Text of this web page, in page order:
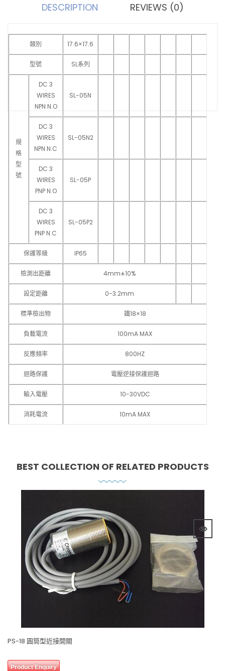
DESCRIPTION REVIEWS (0)
類別 17.6×17.6
型號 SL系列
規
格
型
號
DC 3
WIRES
NPN N.O
SL-05N
DC 3
WIRES
NPN N.C
SL-05N2
DC 3
WIRES
PNP N.O
SL-05P
DC 3
WIRES
PNP N.C
SL-05P2
保護等級 IP65
檢測出距離 4mm±10%
設定距離 0-3.2mm
標準檢出物 鐵18×18
負載電流 100mA MAX
反應頻率 800HZ
迴路保護 電壓逆接保護迴路
輸入電壓 10-30VDC
消耗電流 10mA MAX
BEST COLLECTION OF RELATED PRODUCTS
PS-18 圓筒型近接開關
Product Enquiry